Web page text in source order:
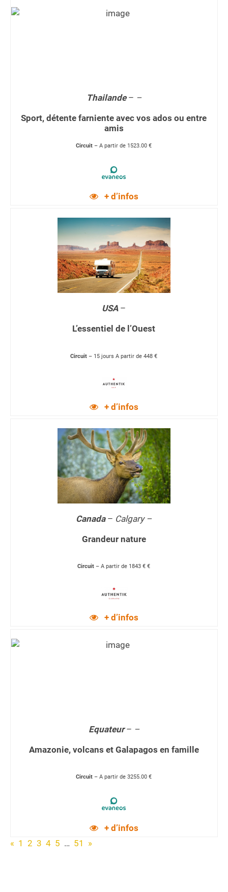
Thailande– –
Sport, détente farniente avec vos ados ou entre
amis
Circuit – A partir de 1523.00 €
+ d’infos
USA–
L’essentiel de l’Ouest
Circuit – 15 jours A partir de 448 €
+ d’infos
Canada– Calgary –
Grandeur nature
Circuit – A partir de 1843 € €
+ d’infos
Equateur– –
Amazonie, volcans et Galapagos en famille
Circuit – A partir de 3255.00 €
+ d’infos
« 1 2 3 4 5 … 51 »